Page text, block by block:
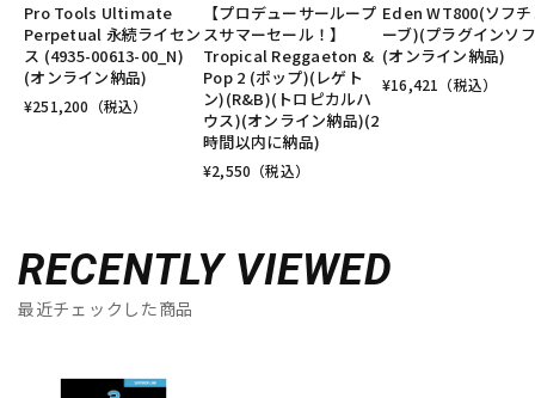
Pro Tools Ultimate
Perpetual 永続ライセン
ス (4935-00613-00_N)
(オンライン納品)
¥251,200 （税込）
【プロデューサーループ
スサマーセール！】
Tropical Reggaeton &
Pop 2 (ポップ)(レゲト
ン)(R&B)(トロピカルハ
ウス)(オンライン納品)(2
時間以内に納品)
¥2,550 （税込）
Eden WT800(ソフ
ーブ)(プラグインソ
(オンライン納品)
¥16,421 （税込）
RECENTLY VIEWED
最近チェックした商品